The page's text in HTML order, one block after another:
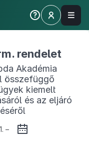
rendelet
Akadémia
összefüggő
kiemelt
és az eljáró
–